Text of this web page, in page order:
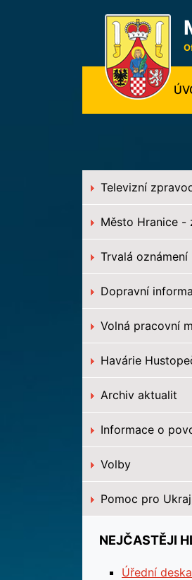
Televizní
Město Hranice -
Trvalá oznámení
Dopravní
Volná pracovní
Havárie
Archiv aktualit
Informace o
Volby
Pomoc pro
NEJČASTĚJI
Úřední deska